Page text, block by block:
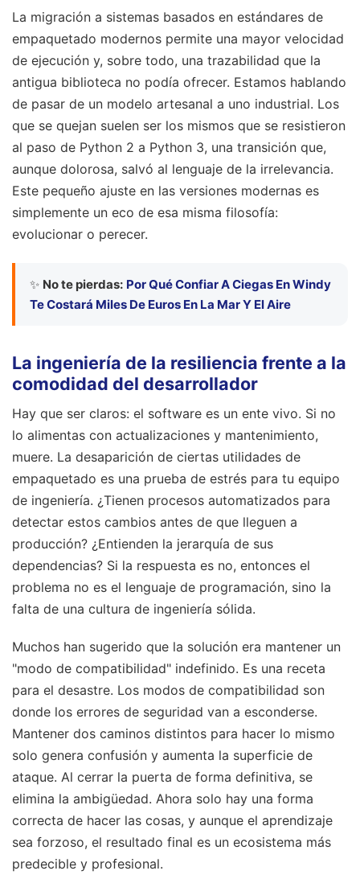
La migración a sistemas basados en estándares de
empaquetado modernos permite una mayor velocidad
de ejecución y, sobre todo, una trazabilidad que la
antigua biblioteca no podía ofrecer. Estamos hablando
de pasar de un modelo artesanal a uno industrial. Los
que se quejan suelen ser los mismos que se resistieron
al paso de Python 2 a Python 3, una transición que,
aunque dolorosa, salvó al lenguaje de la irrelevancia.
Este pequeño ajuste en las versiones modernas es
simplemente un eco de esa misma filosofía:
evolucionar o perecer.
✨ No te pierdas: Por Qué Confiar A Ciegas En Windy
Te Costará Miles De Euros En La Mar Y El Aire
La ingeniería de la resiliencia frente a la
comodidad del desarrollador
Hay que ser claros: el software es un ente vivo. Si no
lo alimentas con actualizaciones y mantenimiento,
muere. La desaparición de ciertas utilidades de
empaquetado es una prueba de estrés para tu equipo
de ingeniería. ¿Tienen procesos automatizados para
detectar estos cambios antes de que lleguen a
producción? ¿Entienden la jerarquía de sus
dependencias? Si la respuesta es no, entonces el
problema no es el lenguaje de programación, sino la
falta de una cultura de ingeniería sólida.
Muchos han sugerido que la solución era mantener un
"modo de compatibilidad" indefinido. Es una receta
para el desastre. Los modos de compatibilidad son
donde los errores de seguridad van a esconderse.
Mantener dos caminos distintos para hacer lo mismo
solo genera confusión y aumenta la superficie de
ataque. Al cerrar la puerta de forma definitiva, se
elimina la ambigüedad. Ahora solo hay una forma
correcta de hacer las cosas, y aunque el aprendizaje
sea forzoso, el resultado final es un ecosistema más
predecible y profesional.